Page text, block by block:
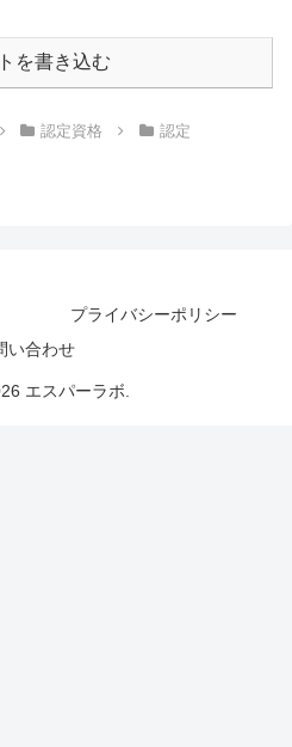
を書き込む
認定資格
認定
プライバシーポリシー
い合わせ
エスパーラボ.